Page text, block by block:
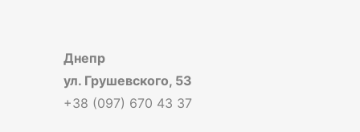
Днепр
ул. Грушевского, 53
+38 (097) 670 43 37